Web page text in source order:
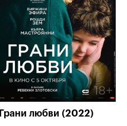
Грани любви (2022)